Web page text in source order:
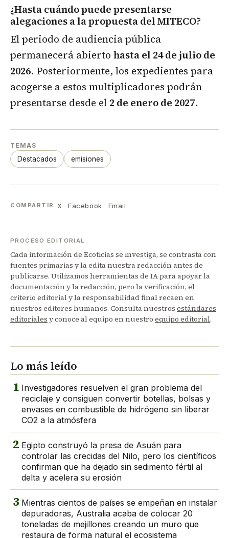
¿Hasta cuándo puede presentarse
alegaciones a la propuesta del MITECO?
El periodo de audiencia pública
permanecerá abierto hasta el 24 de julio de
2026. Posteriormente, los expedientes para
acogerse a estos multiplicadores podrán
presentarse desde el 2 de enero de 2027.
TEMAS
Destacados emisiones
COMPARTIR X Facebook Email
PROCESO EDITORIAL
Cada información de Ecoticias se investiga, se contrasta con
fuentes primarias y la edita nuestra redacción antes de
publicarse. Utilizamos herramientas de IA para apoyar la
documentación y la redacción, pero la verificación, el
criterio editorial y la responsabilidad final recaen en
nuestros editores humanos. Consulta nuestros estándares
editoriales y conoce al equipo en nuestro equipo editorial.
Lo más leído
1 Investigadores resuelven el gran problema del
reciclaje y consiguen convertir botellas, bolsas y
envases en combustible de hidrógeno sin liberar
CO2 a la atmósfera
2 Egipto construyó la presa de Asuán para
controlar las crecidas del Nilo, pero los científicos
confirman que ha dejado sin sedimento fértil al
delta y acelera su erosión
3 Mientras cientos de países se empeñan en instalar
depuradoras, Australia acaba de colocar 20
toneladas de mejillones creando un muro que
restaura de forma natural el ecosistema